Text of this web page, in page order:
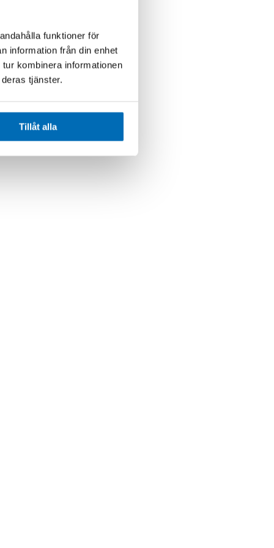
funktioner för
information från din enhet
kombinera informationen
tjänster.
Tillåt alla